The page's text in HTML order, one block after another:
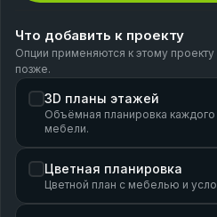
Что добавить к проекту
Опции применяются к этому
позже.
3D планы этажей
Объёмная планировка каждого
мебели.
Цветная планировка
Цветной план с мебелью и